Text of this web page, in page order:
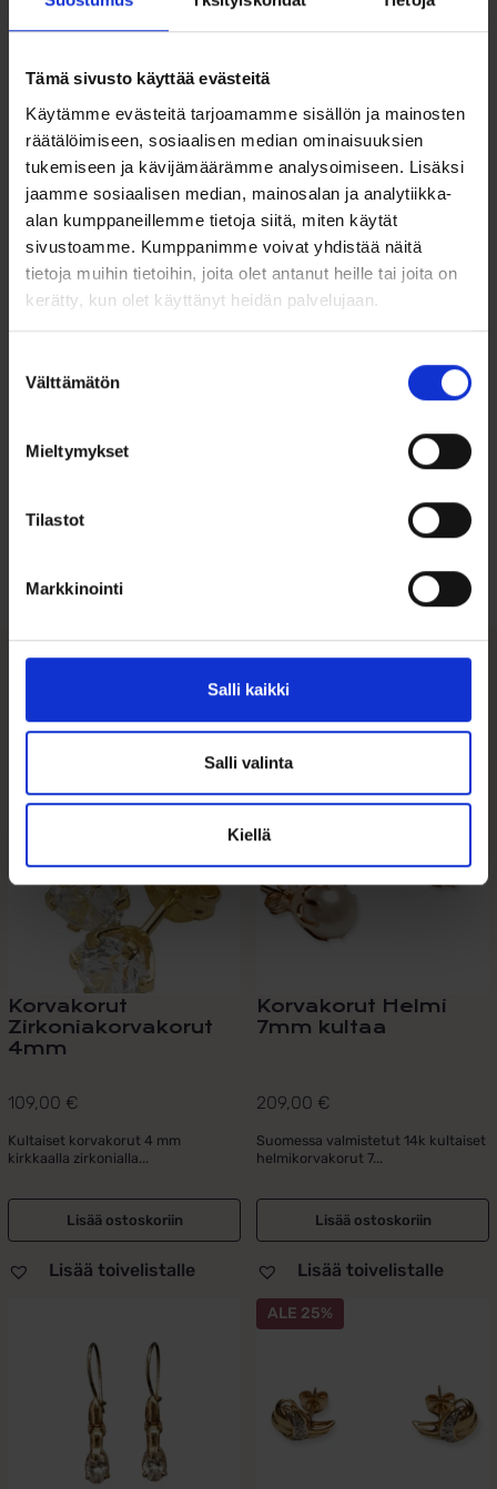
Tämä sivusto käyttää evästeitä
Käytämme evästeitä tarjoamamme sisällön ja mainosten
räätälöimiseen, sosiaalisen median ominaisuuksien
tukemiseen ja kävijämäärämme analysoimiseen. Lisäksi
jaamme sosiaalisen median, mainosalan ja analytiikka-
alan kumppaneillemme tietoja siitä, miten käytät
sivustoamme. Kumppanimme voivat yhdistää näitä
tietoja muihin tietoihin, joita olet antanut heille tai joita on
kerätty, kun olet käyttänyt heidän palvelujaan.
valinta
Välttämätön
Mieltymykset
Tilastot
Markkinointi
Salli kaikki
Salli valinta
Kiellä
Täydellinen valinta myös lahjaksi – ajaton koru, joka sopii
monelle tyylille.
Ominaisuudet
Materiaali: 925/1000 sterlinghopea
Pinnoite: Kullattu
Halkaisija: 16 mm
Leveys: 3 mm
Lukitus: Saranalukko
Pintaviimeistely: Kiiltävä
Tutustu myös
Korvakorut
Zirkoniakorvakorut
4mm
109,00 €
Kultaiset korvakorut 4 mm
kirkkaalla zirkonialla...
Lisää ostoskoriin
Lisää toivelistalle
Korvakorut Helmi
7mm kultaa
209,00 €
Suomessa valmistetut 14k kultaiset
helmikorvakorut 7...
Lisää ostoskoriin
Lisää toivelistalle
ALE 25%